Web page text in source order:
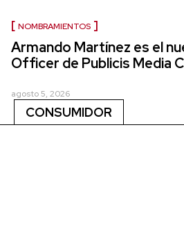
NOMBRAMIENTOS
Armando Martínez es el
Officer de Publicis Media
agosto 5, 2026
CONSUMIDOR